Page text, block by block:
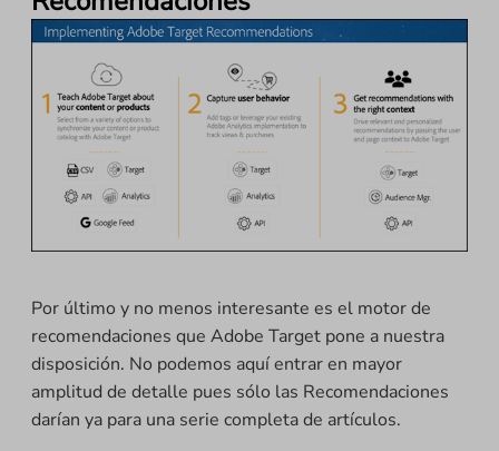
Por último y no menos interesante es el motor de
recomendaciones que Adobe Target pone a nuestra
disposición. No podemos aquí entrar en mayor
amplitud de detalle pues sólo las Recomendaciones
darían ya para una serie completa de artículos.